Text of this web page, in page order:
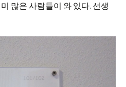
많은 사람들이 와 있다. 선생